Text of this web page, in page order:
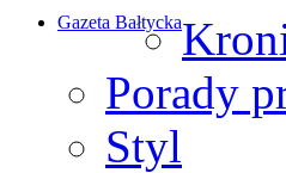
Gazeta Bałtycka
Porady
Styl